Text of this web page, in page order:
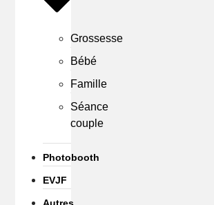
Grossesse
Bébé
Famille
Séance
couple
Photobooth
EVJF
Autres